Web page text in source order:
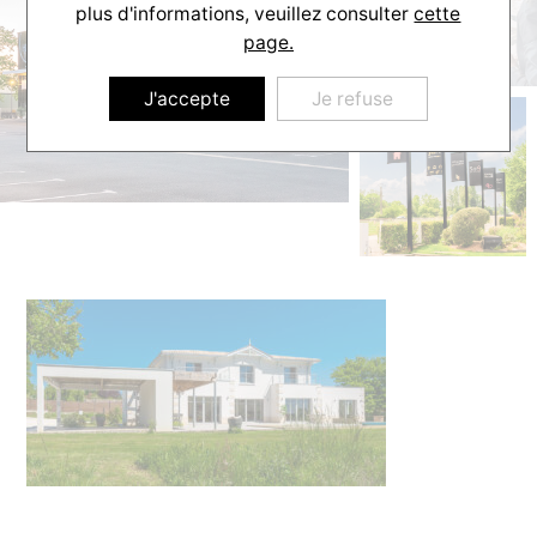
plus d'informations, veuillez consultercette
page.
J'accepte Je refuse